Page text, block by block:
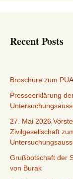
Recent Posts
Broschüre zum
Presseerklärung
27. Mai 2026
Zivilgesellschaft
Grußbotschaft der
von Burak